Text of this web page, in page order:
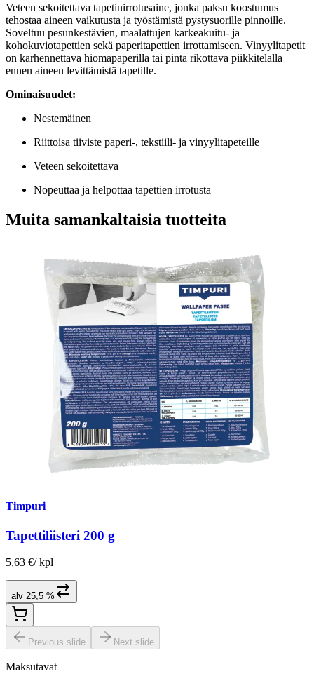
Veteen sekoitettava tapetinirrotusaine, jonka paksu koostumus
tehostaa aineen vaikutusta ja työstämistä pystysuorille pinnoille.
Soveltuu pesunkestävien, maalattujen karkeakuitu- ja
kohokuviotapettien sekä paperitapettien irrottamiseen. Vinyylitapetit
on karhennettava hiomapaperilla tai pinta rikottava piikkitelalla
ennen aineen levittämistä tapetille.
Ominaisuudet:
Nestemäinen
Riittoisa tiiviste paperi-, tekstiili- ja vinyylitapeteille
Veteen sekoitettava
Nopeuttaa ja helpottaa tapettien irrotusta
Muita samankaltaisia tuotteita
Timpuri
Tapettiliisteri 200 g
5,63 €/ kpl
alv 25,5 %
Previous slide Next slide
Maksutavat